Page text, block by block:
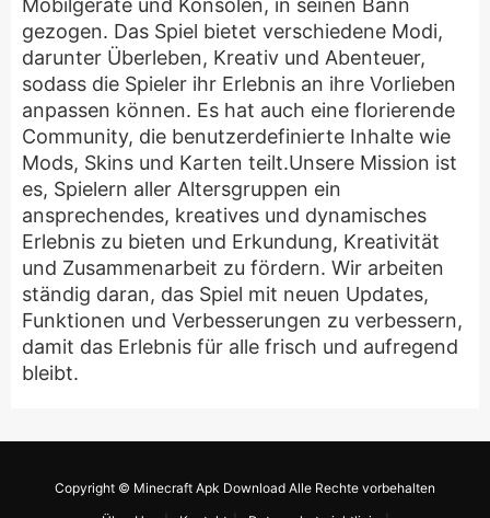
Mobilgeräte und Konsolen, in seinen Bann
gezogen. Das Spiel bietet verschiedene Modi,
darunter Überleben, Kreativ und Abenteuer,
sodass die Spieler ihr Erlebnis an ihre Vorlieben
anpassen können. Es hat auch eine florierende
Community, die benutzerdefinierte Inhalte wie
Mods, Skins und Karten teilt.Unsere Mission ist
es, Spielern aller Altersgruppen ein
ansprechendes, kreatives und dynamisches
Erlebnis zu bieten und Erkundung, Kreativität
und Zusammenarbeit zu fördern. Wir arbeiten
ständig daran, das Spiel mit neuen Updates,
Funktionen und Verbesserungen zu verbessern,
damit das Erlebnis für alle frisch und aufregend
bleibt.
Copyright © Minecraft Apk Download Alle Rechte vorbehalten